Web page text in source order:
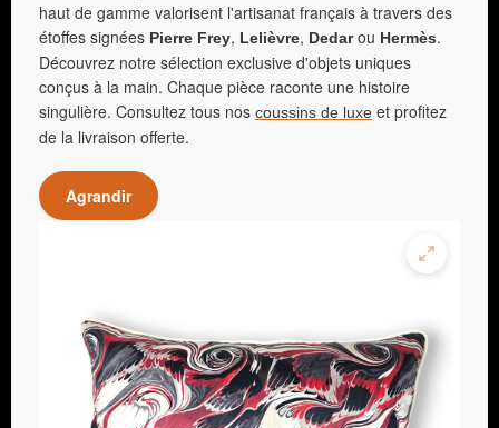
haut de gamme valorisent l'artisanat français à travers des
étoffes signées Pierre Frey, Lelièvre, Dedarou Hermès.
Découvrez notre sélection exclusive d'objets uniques
conçus à la main. Chaque pièce raconte une histoire
singulière. Consultez tous nos coussins de luxe et profitez
de la livraison offerte.
Agrandir